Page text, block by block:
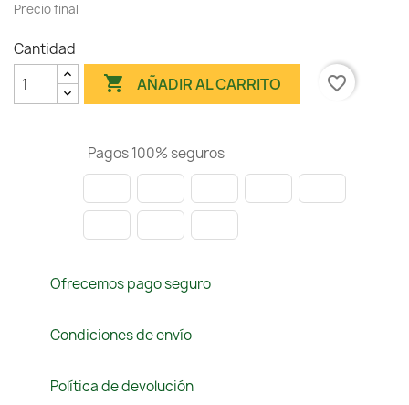
Precio final
Cantidad
 AÑADIR AL CARRITO favorite_border
Pagos 100% seguros
Ofrecemos pago seguro
Condiciones de envío
Política de devolución